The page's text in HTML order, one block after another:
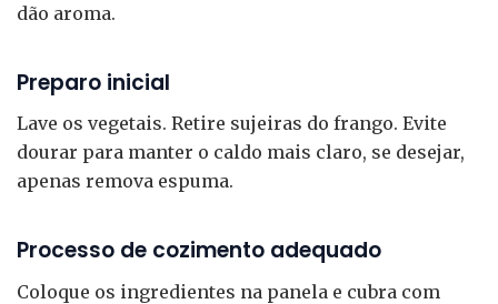
dão aroma.
Preparo inicial
Lave os vegetais. Retire sujeiras do frango. Evite
dourar para manter o caldo mais claro, se desejar,
apenas remova espuma.
Processo de cozimento adequado
Coloque os ingredientes na panela e cubra com